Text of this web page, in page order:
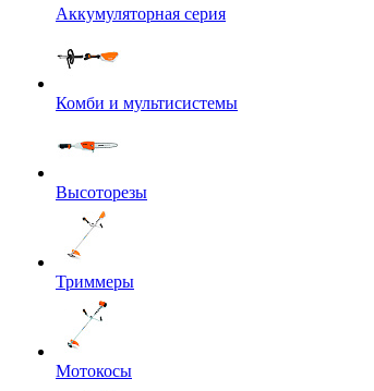
Аккумуляторная серия
Комби и мультисистемы
Высоторезы
Триммеры
Мотокосы